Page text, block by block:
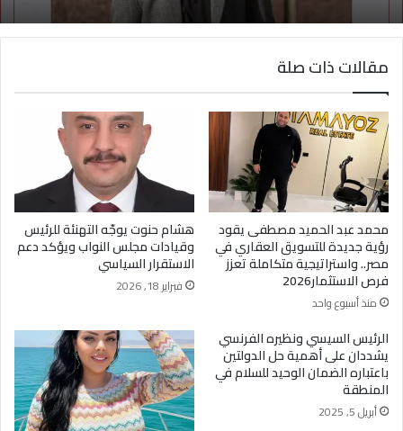
مقالات ذات صلة
محمد عبد الحميد مصطفى يقود
رؤية جديدة للتسويق العقاري في
مصر.. واستراتيجية متكاملة تعزز
فرص الاستثمار2026
منذ أسبوع واحد
هشام حنوت يوجّه التهنئة للرئيس
وقيادات مجلس النواب ويؤكد دعم
الاستقرار السياسي
فبراير 18, 2026
الرئيس السيسي ونظيره الفرنسي
يشددان على أهمية حل الدولتين
باعتباره الضمان الوحيد للسلام في
المنطقة
أبريل 5, 2025